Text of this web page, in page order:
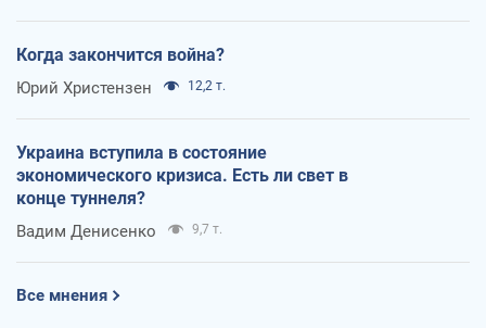
Когда закончится война?
Юрий Христензен 12,2 т.
Украина вступила в состояние
экономического кризиса. Есть ли свет в
конце туннеля?
Вадим Денисенко 9,7 т.
Все мнения